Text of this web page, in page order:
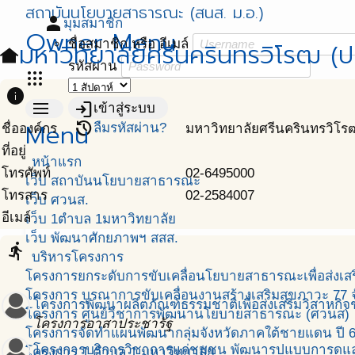
สถาบันนโยบายสาธารณะ (สนส. ม.อ.)
Owner Menu
apps
personมุมสมาชิก
ชื่อสมาชิก หรือ อีเมล์
รหัสผ่าน
loginเข้าสู่ระบบ
restoreลืมรหัสผ่าน?
menu
Menu
หน้าแรก
เว็บ สถาบันนโยบายสาธารณะ
เว็บ ศวนส.
เว็บ 1ตำบล 1มหาวิทยาลัย
เว็บ พัฒนาศักยภาพฯ สสส.
บริหารโครงการ
โครงการยกระดับการขับเคลื่อนโยบายสาธารณะเพื่อส่งเ
โครงการ บูรณาการขับเคลื่อนงานสร้างเสริมสุขภาวะ 77
โครงการ ศูนย์วิชาการพัฒนานโยบายสาธารณะ (ศวนส)
โครงการจัดทำแผนพัฒนากลุ่มจังหวัดภาคใต้ชายแดน ปี
โครงการ 1 ตำบล 1 มหาวิทยาลัย
other_housesมหาวิทยาลัยศรีนครินทรวิโรฒ (
info
ชื่อองค์กร
มหาวิทยาลัยศรีนครินทรวิโร
ที่อยู่
โทรศัพท์
02-6495000
โทรสาร
02-2584007
อีเมล์
directions_run
โครงการพัฒนาผลิตภัณฑ์ธรรมชาติเพื่อส่งเสริมวิสาหกิ
โครงการอาสาประชารัฐ
โครงการบริการวิชาการแก่ชุมชน พัฒนารูปแบบการดู